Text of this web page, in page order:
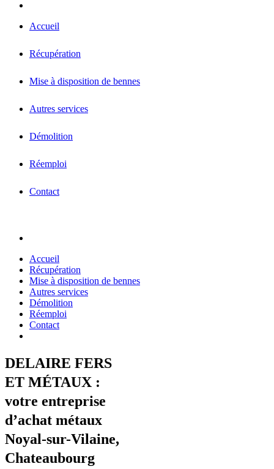
Accueil
Récupération
Mise à disposition de bennes
Autres services
Démolition
Réemploi
Contact
Accueil
Récupération
Mise à disposition de bennes
Autres services
Démolition
Réemploi
Contact
DELAIRE FERS
ET MÉTAUX :
votre entreprise
d’achat métaux
Noyal-sur-Vilaine,
Chateaubourg